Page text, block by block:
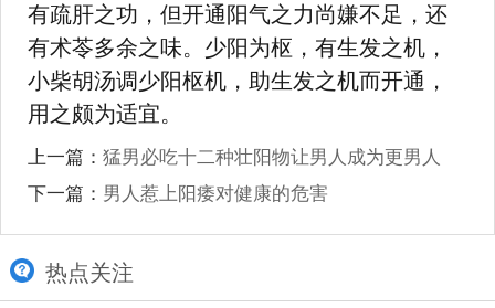
有疏肝之功，但开通阳气之力尚嫌不足，还
有术苓多余之味。少阳为枢，有生发之机，
小柴胡汤调少阳枢机，助生发之机而开通，
用之颇为适宜。
上一篇：猛男必吃十二种壮阳物让男人成为更男人
下一篇： 男人惹上阳痿对健康的危害
热点关注